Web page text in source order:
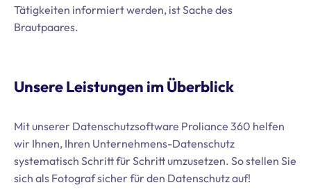
Tätigkeiten informiert werden, ist Sache des
Brautpaares.
Unsere Leistungen im Überblick
Mit unserer Datenschutzsoftware Proliance 360 helfen
wir Ihnen, Ihren Unternehmens-Datenschutz
systematisch Schritt für Schritt umzusetzen. So stellen Sie
sich als Fotograf sicher für den Datenschutz auf!